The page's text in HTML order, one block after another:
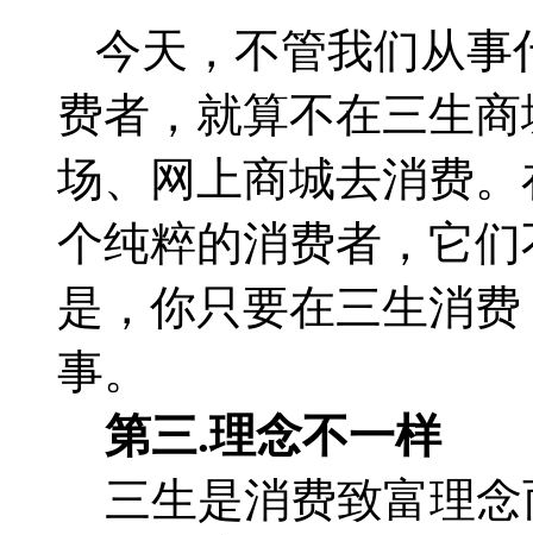
今天，不管我们从事
费者，就算不在三生
场、网上商城去消费
个纯粹的消费者，它
是，你只要在三生消
事。
第三.理念不一样
三生是消费致富理